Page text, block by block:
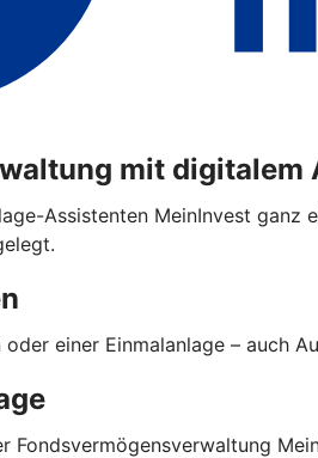
mit digitalem
Assistenten MeinInvest ganz
einer Einmalanlage – auch
Fondsvermögensverwaltung